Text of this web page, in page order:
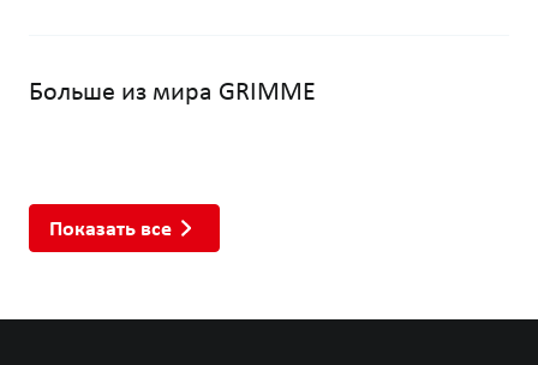
Больше из мира GRIMME
Показать все